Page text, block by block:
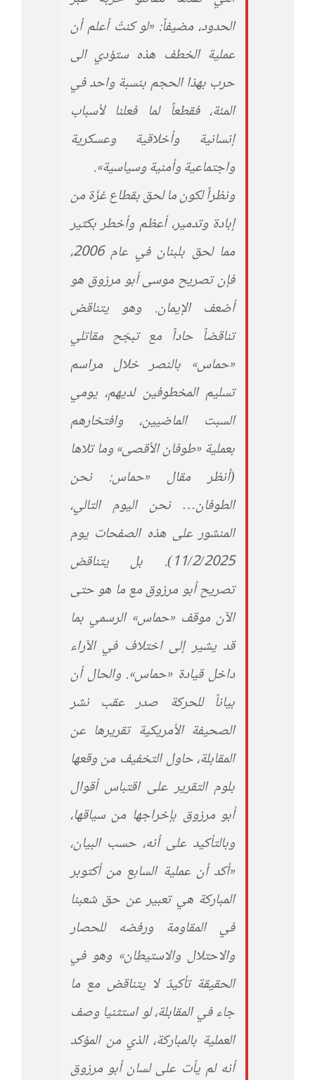
الحدود، مضيفاً: «لو كنتُ أعلم أن
عملية الخطف هذه ستؤدي الى
حرب بهذا الحجم بنسبة واحد في
المئة، فقطعاً لما فعلنا لأسباب
إنسانية وأخلاقية وعسكرية
واجتماعية وأمنية وسياسية».
ونظراً لكون ما لحق بقطاع غزّة من
إبادة وتدمير، أعظم وأخطر بكثير
مما لحق بلبنان في عام 2006،
فإن تصريح موسى أبو مرزوق هو
أضعف الإيمان. وهو يتناقض
تناقضاً حاداً مع تبجّح مقاتلي
«حماس» بالنصر خلال مراسم
تسليم المخطوفين لديهم، يومي
السبت الماضيين، وافتخارهم
بعملية «طوفان الأقصى» وما تلاها
(أنظر مقال «حماس: نحن
الطوفان… نحن اليوم التالي،
المنشور على هذه الصفحات يوم
11/2/2025). بل يتناقض
تصريح أبو مرزوق مع ما هو حتى
الآن موقف «حماس» الرسمي بما
قد يشير إلى اختلاف في الآراء
داخل قيادة «حماس». والحال أن
بياناً للحركة صدر عقب نشر
الصحيفة الأمريكية تقريرها عن
المقابلة، حاول التخفيف من وقعها
بلوم التقرير على اقتباس أقوال
أبو مرزوق بإخراجها من سياقها،
وبالتأكيد على أنه، حسب البيان،
«أكد أن عملية السابع من أكتوبر
المباركة هي تعبير عن حق شعبنا
في المقاومة ورفضه للحصار
والاحتلال والاستيطان» وهو في
الحقيقة تأكيدٌ لا يتناقض مع ما
جاء في المقابلة، لو استثنيا وصف
العملية بالمباركة، الذي من المؤكد
أنه لم يأت على لسان أبو مرزوق